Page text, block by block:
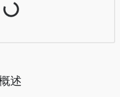
Loading...
述